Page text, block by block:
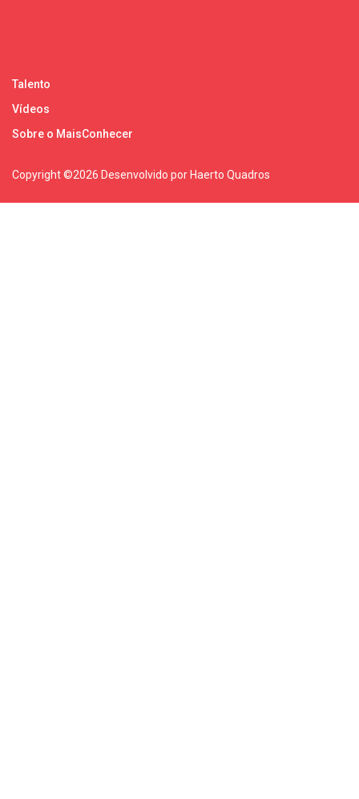
Talento
Vídeos
Sobre o MaisConhecer
Copyright ©2026 Desenvolvido por Haerto Quadros